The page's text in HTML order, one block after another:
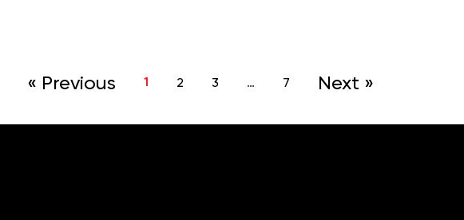
« Previous 1 2 3 … 7 Next »